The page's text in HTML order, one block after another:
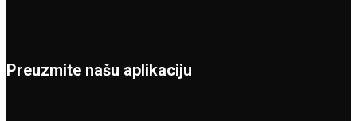
Preuzmite našu aplikaciju